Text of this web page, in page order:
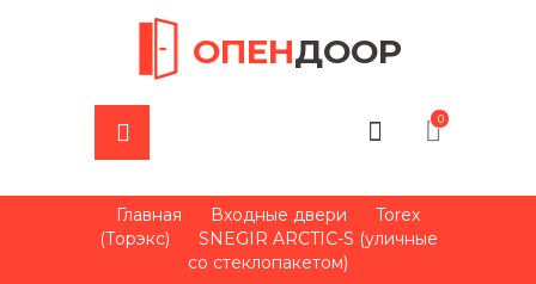
ОПЕНДООР
0
Главная Входные двери
Torex
(Торэкс)
SNEGIR ARCTIC-S (уличные
со стеклопакетом)